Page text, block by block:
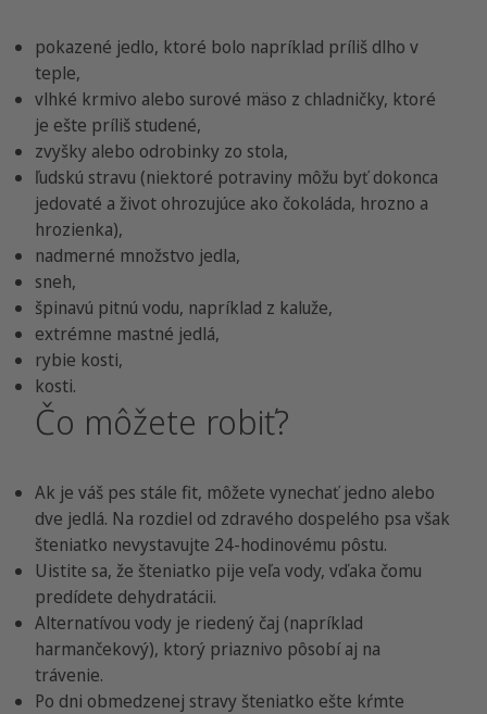
pokazené jedlo, ktoré bolo napríklad príliš dlho v
teple,
vlhké krmivo alebo surové mäso z chladničky, ktoré
je ešte príliš studené,
zvyšky alebo odrobinky zo stola,
ľudskú stravu (niektoré potraviny môžu byť dokonca
jedovaté a život ohrozujúce ako čokoláda, hrozno a
hrozienka),
nadmerné množstvo jedla,
sneh,
špinavú pitnú vodu, napríklad z kaluže,
extrémne mastné jedlá,
rybie kosti,
kosti.
Čo môžete robiť?
Ak je váš pes stále fit, môžete vynechať jedno alebo
dve jedlá. Na rozdiel od zdravého dospelého psa však
šteniatko nevystavujte 24-hodinovému pôstu.
Uistite sa, že šteniatko pije veľa vody, vďaka čomu
predídete dehydratácii.
Alternatívou vody je riedený čaj (napríklad
harmančekový), ktorý priaznivo pôsobí aj na
trávenie.
Po dni obmedzenej stravy šteniatko ešte kŕmte